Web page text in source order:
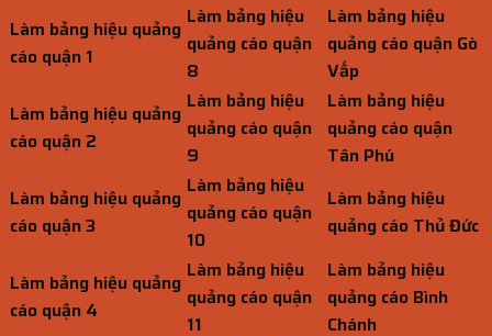
Làm bảng hiệu quảng
cáo quận 1
Làm bảng hiệu
quảng cáo quận
8
Làm bảng hiệu
quảng cáo quận Gò
Vấp
Làm bảng hiệu quảng
cáo quận 2
Làm bảng hiệu
quảng cáo quận
9
Làm bảng hiệu
quảng cáo quận
Tân Phú
Làm bảng hiệu quảng
cáo quận 3
Làm bảng hiệu
quảng cáo quận
10
Làm bảng hiệu
quảng cáo Thủ Đức
Làm bảng hiệu quảng
cáo quận 4
Làm bảng hiệu
quảng cáo quận
11
Làm bảng hiệu
quảng cáo Bình
Chánh